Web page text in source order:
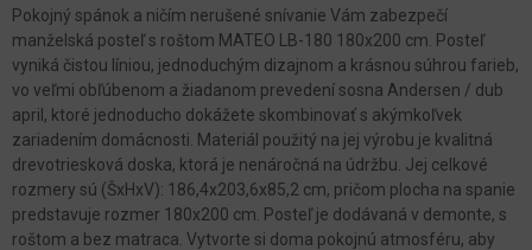
Pokojný spánok a ničím nerušené snívanie Vám zabezpečí
manželská posteľ s roštom MATEO LB-180 180x200 cm. Posteľ
vyniká čistou líniou, jednoduchým dizajnom a krásnou súhrou farieb,
vo veľmi obľúbenom a žiadanom prevedení sosna Andersen / dub
april, ktoré jednoducho dokážete skombinovať s akýmkoľvek
zariadením domácnosti. Materiál použitý na jej výrobu je kvalitná
drevotriesková doska, ktorá je nenáročná na údržbu. Jej celkové
rozmery sú (ŠxHxV): 186,4x203,6x85,2 cm, pričom plocha na spanie
predstavuje rozmer 180x200 cm. Posteľ je dodávaná v demonte, s
roštom a bez matraca. Vytvorte si doma pokojnú atmosféru, aby